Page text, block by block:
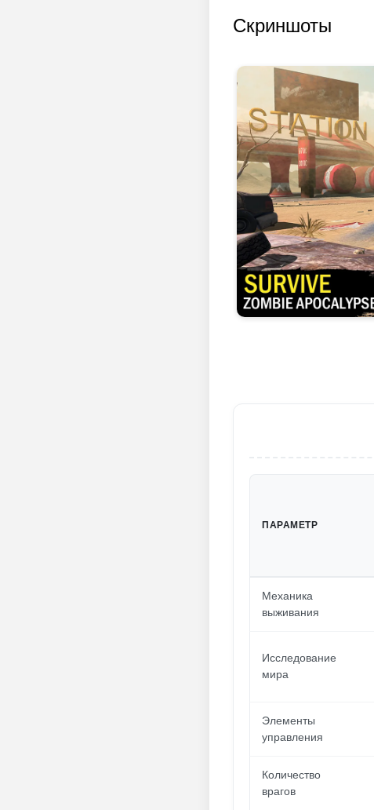
Скриншоты
ПАРАМЕТР
Механика
выживания
Исследование
мира
Элементы
управления
Количество
врагов